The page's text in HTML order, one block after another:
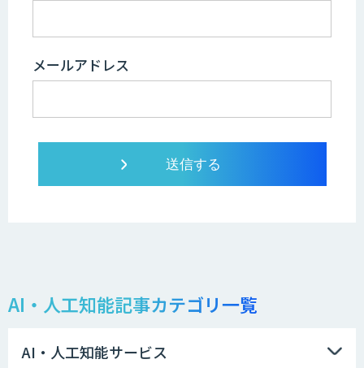
メールアドレス
AI・人工知能記事カテゴリ一覧
AI・人工知能サービス